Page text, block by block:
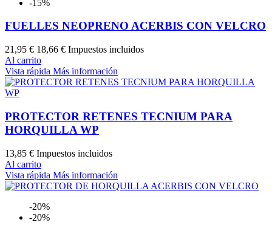
-15%
FUELLES NEOPRENO ACERBIS CON VELCRO
21,95 € 18,66 € Impuestos incluidos
Al carrito
Vista rápida Más información
PROTECTOR RETENES TECNIUM PARA
HORQUILLA WP
13,85 € Impuestos incluidos
Al carrito
Vista rápida Más información
-20%
-20%